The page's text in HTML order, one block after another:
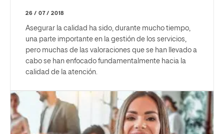
26 / 07 / 2018
Asegurar la calidad ha sido, durante mucho tiempo,
una parte importante en la gestión de los servicios,
pero muchas de las valoraciones que se han llevado a
cabo se han enfocado fundamentalmente hacia la
calidad de la atención.